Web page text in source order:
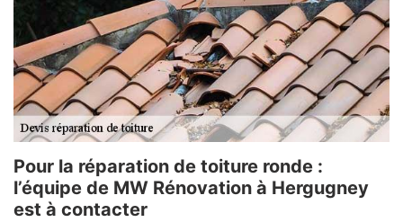
Pour la réparation de toiture ronde :
l’équipe de MW Rénovation à Hergugney
est à contacter